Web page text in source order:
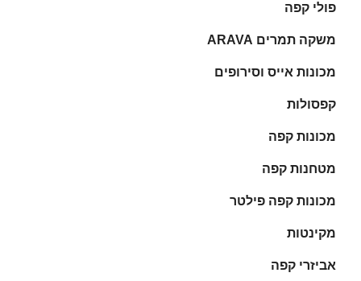
פולי קפה
משקה תמרים ARAVA
מכונות אייס וסירופים
קפסולות
מכונות קפה
מטחנות קפה
מכונות קפה פילטר
מקינטות
אביזרי קפה